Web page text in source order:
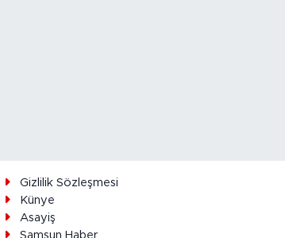
Gizlilik Sözleşmesi
Künye
Asayiş
Samsun Haber